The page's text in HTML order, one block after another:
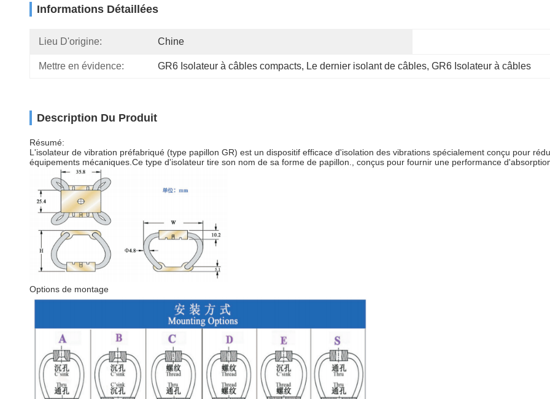
Informations Détaillées
Lieu D'origine: Chine
Mettre en évidence: GR6 Isolateur à câbles compacts, Le dernier isolant de câbles, GR6 Isolateur à câbles
Description Du Produit
Résumé:
L'isolateur de vibration préfabriqué (type papillon GR) est un dispositif efficace d'isolation des vibrations spécialement conçu pour
équipements mécaniques.Ce type d'isolateur tire son nom de sa forme de papillon., conçus pour fournir une performance
Options de montage